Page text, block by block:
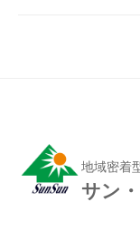
地域密着
サン